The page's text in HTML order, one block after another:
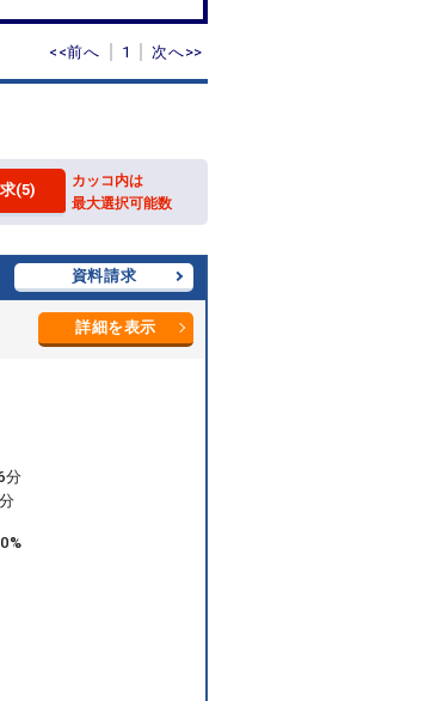
<<前へ 1 次へ>>
(5)
カッコ内は
最大選択可能数
資料請求
詳細を表示
分